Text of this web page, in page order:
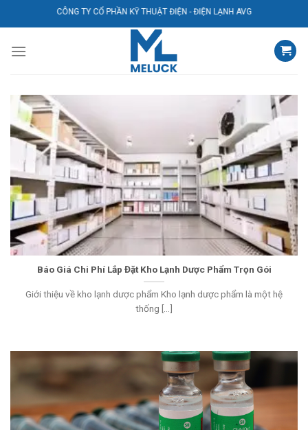
qua
dung
CÔNG TY CỔ PHẦN KỸ THUẬT ĐIỆN - ĐIỆN LẠNH AVG
Báo Giá Chi Phí Lắp Đặt Kho Lạnh Dược Phẩm Trọn Gói
Giới thiệu về kho lạnh dược phẩm Kho lạnh dược phẩm là một hệ
thống [...]